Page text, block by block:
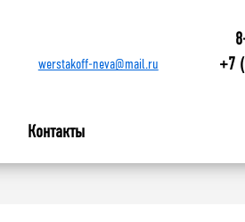
werstakoff-neva@mail.ru
+7
Контакты